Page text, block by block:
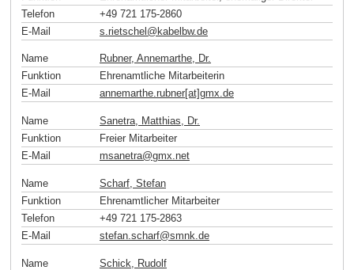
Telefon
+49 721 175-2860
E-Mail
s.rietschel@kabelbw.de
Name
Rubner, Annemarthe, Dr.
Funktion
Ehrenamtliche Mitarbeiterin
E-Mail
annemarthe.rubner[at]gmx.de
Name
Sanetra, Matthias, Dr.
Funktion
Freier Mitarbeiter
E-Mail
msanetra@gmx.net
Name
Scharf, Stefan
Funktion
Ehrenamtlicher Mitarbeiter
Telefon
+49 721 175-2863
E-Mail
stefan.scharf@smnk de
Name
Schick, Rudolf